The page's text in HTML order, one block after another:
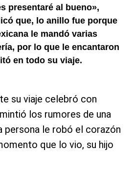
presentaré al bueno»,
que, lo anillo fue porque
le mandó varias
por lo que le encantaron
en todo su viaje.
su viaje celebró con
los rumores de una
persona le robó el corazón
que lo vio, su hijo